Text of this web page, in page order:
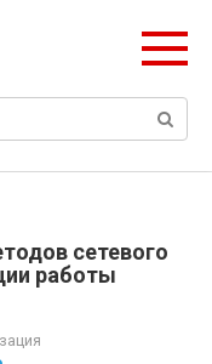
сетевого
работы